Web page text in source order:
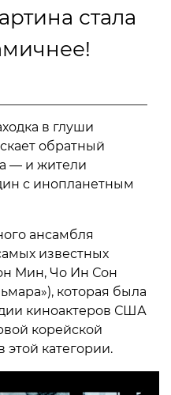
стала
в глуши
обратный
— и жители
с инопланетным
ансамбля
известных
Мин, Чо Ин Сон
которая была
киноактеров США
корейской
категории.